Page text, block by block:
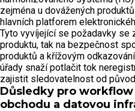
zejména u dovážených
hlavních platforem
Tyto vyvíjející se požadavky se
produktu, tak na bezpečnost
produktů a křížovým
úřady snaží potlačit tok
zajistit sledovatelnost od
Důsledky pro
obchodu a datovou